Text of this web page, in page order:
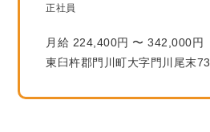
正社員
月給 224,400円 〜 342,000円
東臼杵郡門川町大字門川尾末